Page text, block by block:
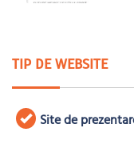
TIP DE WEBSITE
Site de